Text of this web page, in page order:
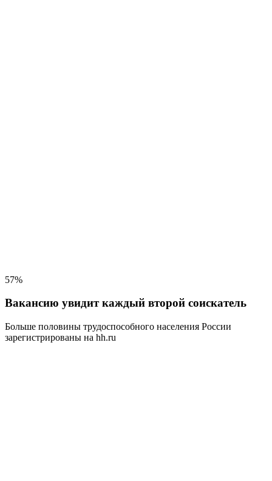
57%
Вакансию увидит каждый второй соискатель
Больше половины трудоспособного населения России
зарегистрированы на hh.ru